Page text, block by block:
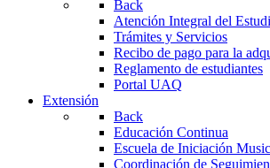
Back
Atención Integral del
Trámites y Servicios
Recibo de pago para la
Reglamento de estudiantes
Portal UAQ
Extensión
Back
Educación Continua
Escuela de Iniciación
Coordinación de